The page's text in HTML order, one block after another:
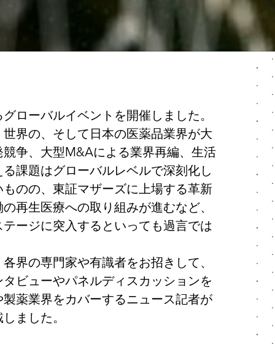
ローバルイベントを開催しました。
界の、そして日本の医薬品業界が大
争、大型M&Aによる業界再編、生活
課題はグローバルレベルで深刻化し
のの、東証マザーズに上場する革新
再生医療への取り組みが進むなど、
ージに突入するといっても過言では
界の専門家や有識者をお招きして、
ビューやパネルディスカッションを
薬業界をカバーするニュース記者が
ました。